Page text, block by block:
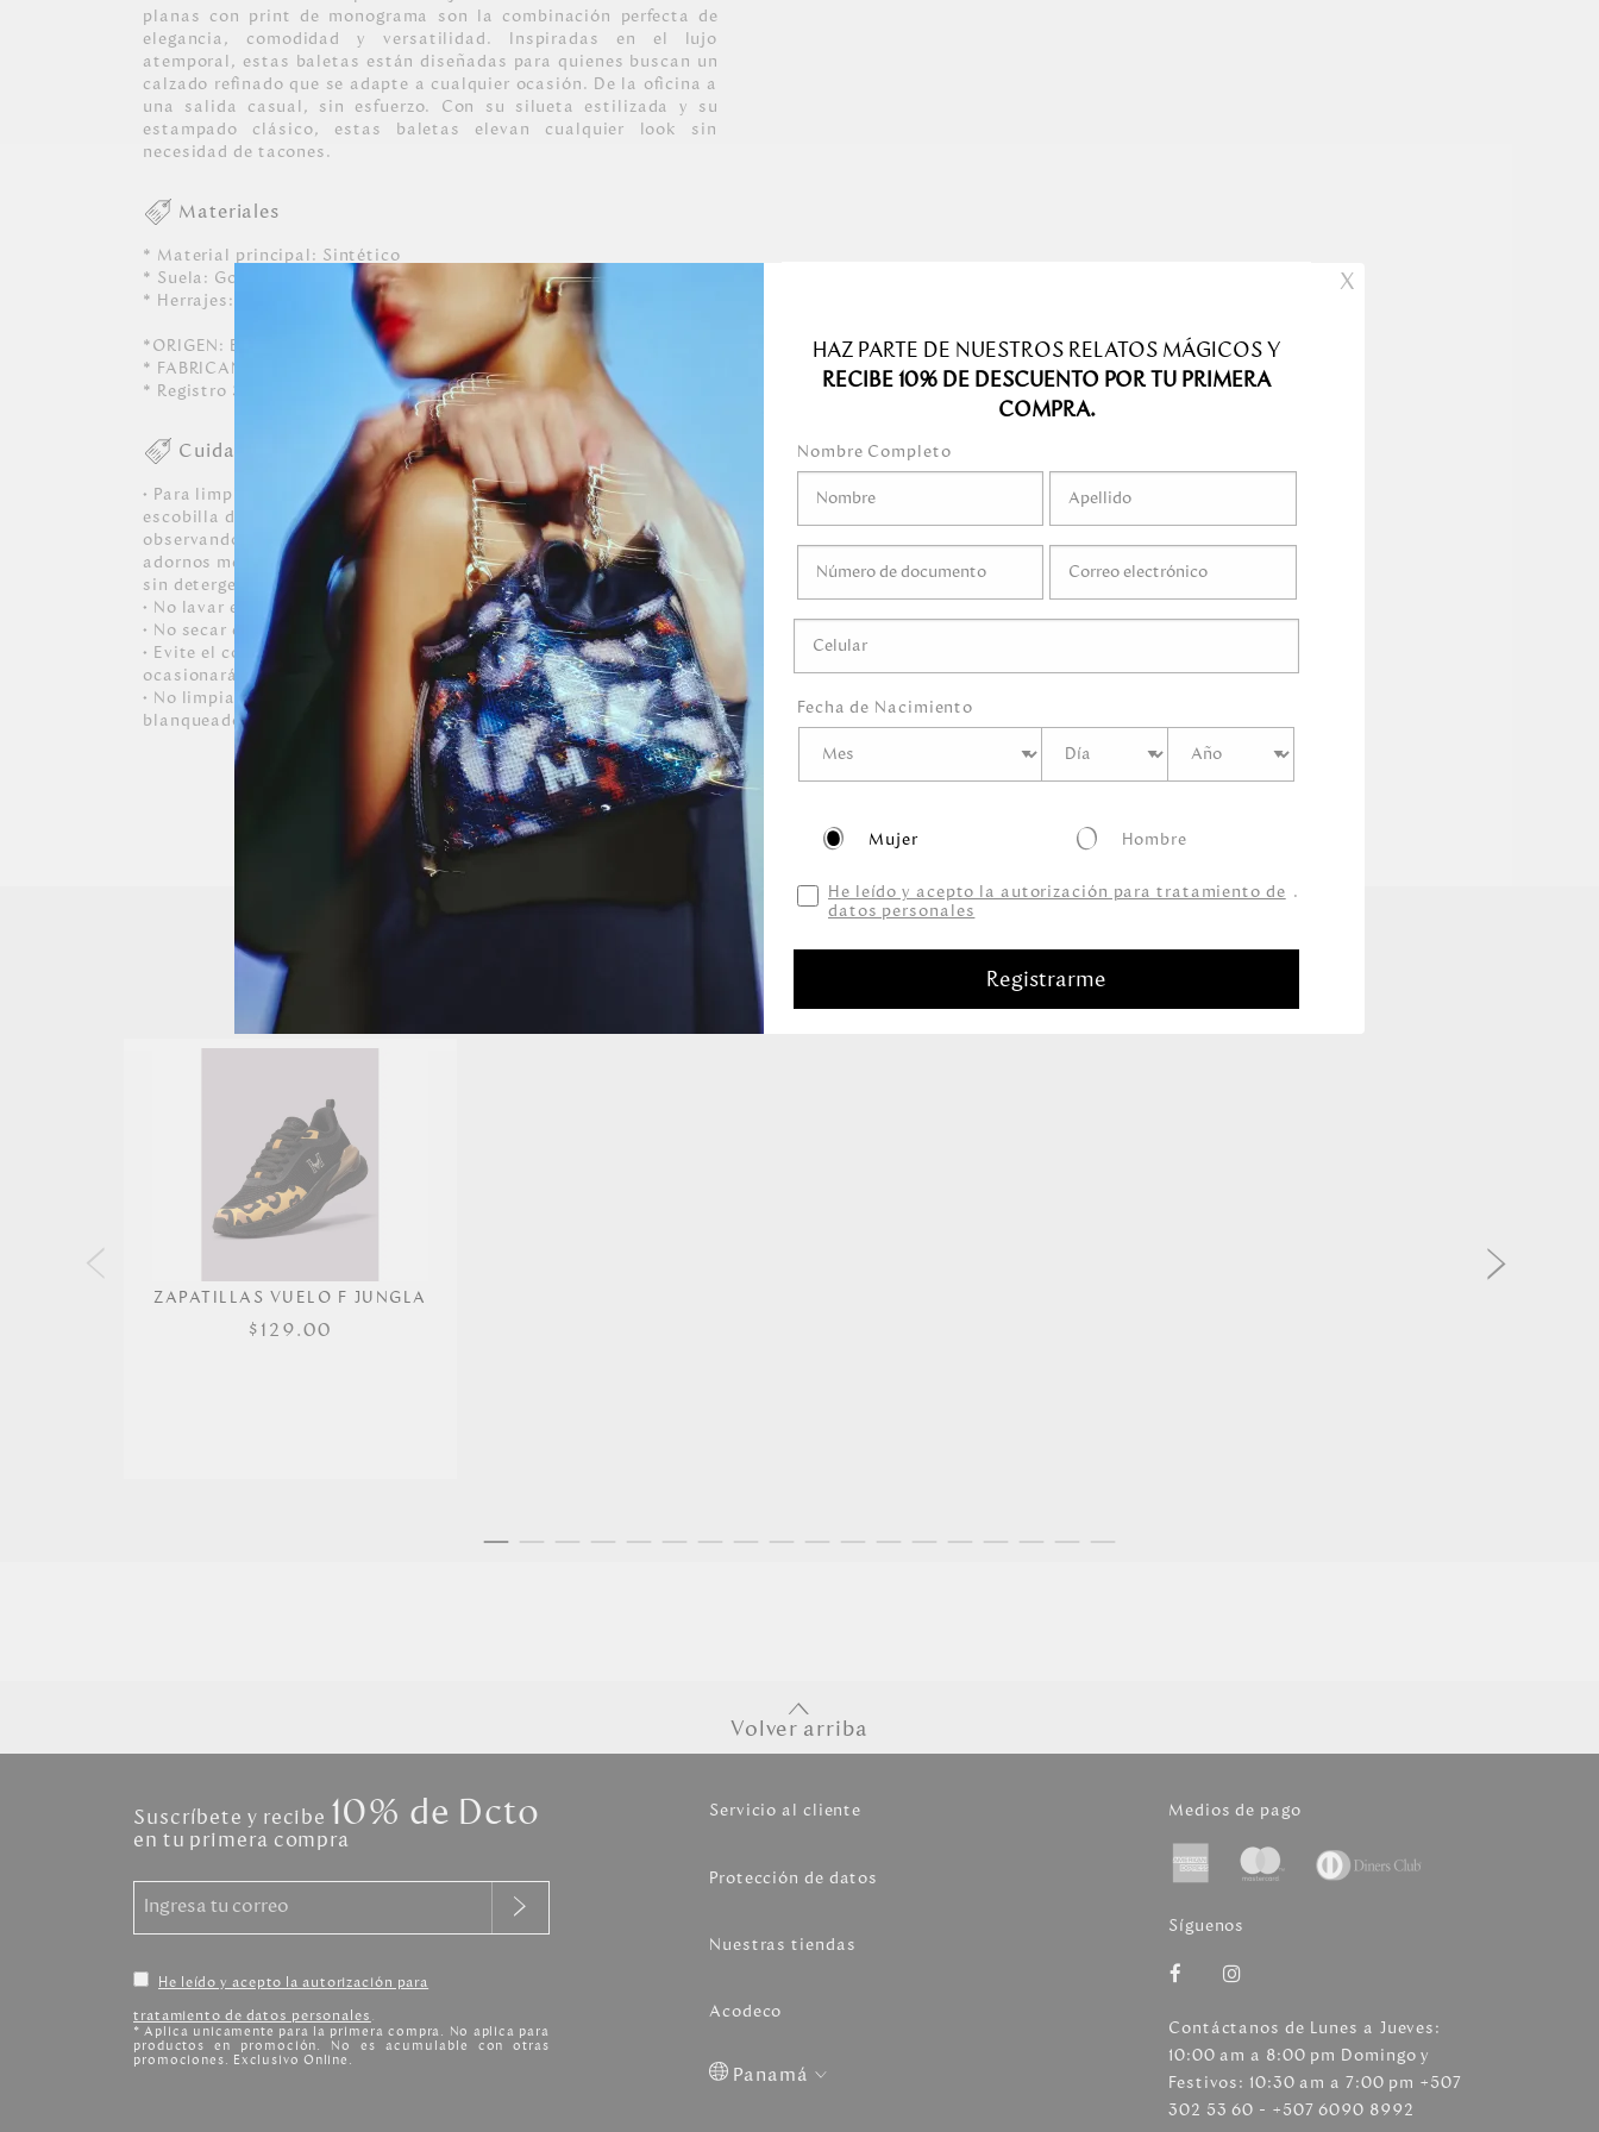
planas con print de monograma son la combinación perfecta de
elegancia, comodidad y versatilidad. Inspiradas en el lujo
atemporal, estas baletas están diseñadas para quienes buscan un
calzado refinado que se adapte a cualquier ocasión. De la oficina a
una salida casual, sin esfuerzo. Con su silueta estilizada y su
estampado clásico, estas baletas elevan cualquier look sin
necesidad de tacones.
Materiales
* Material principal: Sintético
* Suela: Goma
* Herrajes: Exclusivos en zamac con acabado en color oro claro.
*ORIGEN: Brasil.
* FABRICANTE Y/O IMPORTADOR: Marroquinera SAS.
* Registro SIC: 860066471
Cuidados
• Para limpiar, usar un paño suave, ligeramente humedecido o una
escobilla de cerdas blandas, escobillar suavemente la superficie
observando para no decolorar el calzado. • Para lavar herrajes o
adornos metálicos, usar un paño suave ligeramente humedecido
sin detergentes, blanqueadores o disolventes.
• No lavar en lavadora.
• No secar en secadora.
• Evite el contacto con tintas, aceites y cosméticos que
ocasionarán daños irreversibles al zapato.
• No limpiar con productos químicos, abrasivos, detergentes,
blanqueadores y solventes.
Productos relacionados
ZAPATILLAS VUELO F JUNGLA
$129.00
Volver arriba
Suscríbete y recibe 10% de Dcto
en tu primera compra
He leído y acepto la autorización para
tratamiento de datos personales.
* Aplica unicamente para la primera compra. No aplica para
productos en promoción. No es acumulable con otras
promociones. Exclusivo Online.
Servicio al cliente
Protección de datos
Nuestras tiendas
Acodeco
Panamá
Medios de pago
Síguenos
Contáctanos de Lunes a Jueves:
10:00 am a 8:00 pm Domingo y
Festivos: 10:30 am a 7:00 pm +507
302 53 60 - +507 6090 8992
X
HAZ PARTE DE NUESTROS RELATOS MÁGICOS Y
RECIBE 10% DE DESCUENTO POR TU PRIMERA
COMPRA.
Nombre Completo
Fecha de Nacimiento
Mujer Hombre
He leído y acepto la autorización para tratamiento de
datos personales
.
Registrarme